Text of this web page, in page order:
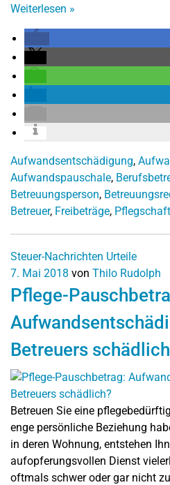
Weiterlesen »
Aufwandsentschädigung,
Aufwandspauschale,
Betreuungsperson,
Betreuer, Freibeträge, Pflegschaft
Steuer-Nachrichten Urteile
7. Mai 2018 von Thilo Rudolph
Pflege-
Betreuers
Betreuen Sie eine
enge persönliche Beziehung
in deren Wohnung, entstehen
aufopferungsvollen Dienst
oftmals schwer oder gar nicht